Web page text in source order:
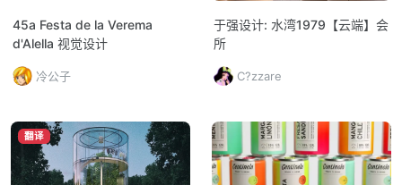
45a Festa de la Verema
d'Alella 视觉设计
冷公子
于强设计: 水湾1979【云端】会
所
C?zzare
翻译